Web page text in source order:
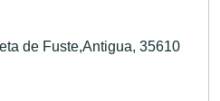
de Fuste,Antigua, 35610